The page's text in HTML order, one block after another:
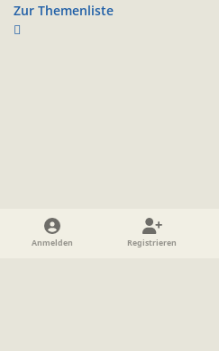
Zur Themenliste
Heller Modus
Dunkler ModusSystemeinstellung
Anmelden Registrieren